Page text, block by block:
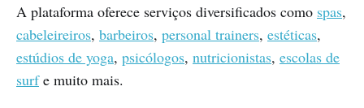
A plataforma oferece serviços diversificados como spas,
cabeleireiros, barbeiros, personal trainers, estéticas,
estúdios de yoga, psicólogos, nutricionistas, escolas de
surfe muito mais.